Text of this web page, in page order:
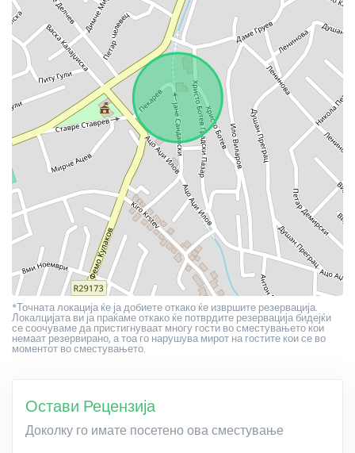
*Точната локација ќе ја добиете откако ќе извршите резервација.
Локалцијата ви ја праќаме откако ќе потврдите резервација бидејќи
се соочуваме да пристигнуваат многу гости во сместувањето кои
немаат резервирано, а тоа го нарушува мирот на гостите кои се во
моментот во сместувањето.
Остави Рецензија
Доколку го имате посетено ова сместување